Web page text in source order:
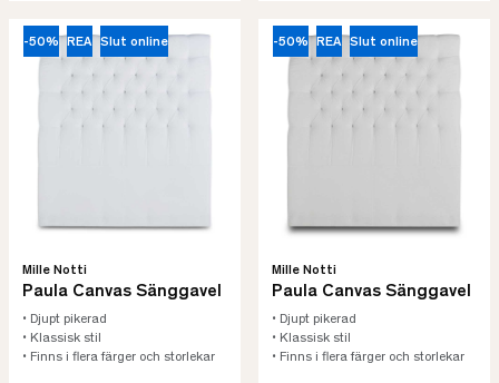
-50% REA Slut online
Mille Notti
Paula Canvas Sänggavel
• Djupt pikerad
• Klassisk stil
• Finns i flera färger och storlekar
-50% REA Slut online
Mille Notti
Paula Canvas Sänggavel
• Djupt pikerad
• Klassisk stil
• Finns i flera färger och storlekar